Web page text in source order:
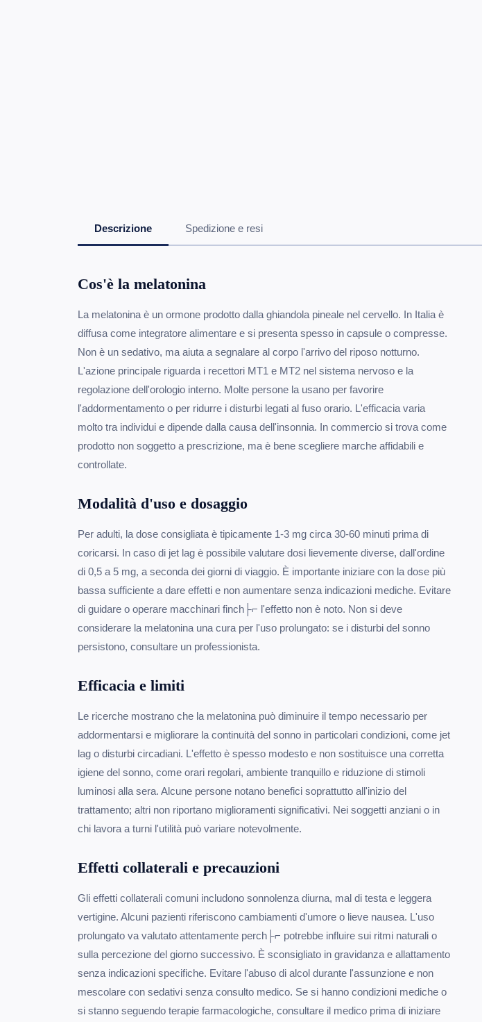
Descrizione Spedizione e resi
Cos'è la melatonina
La melatonina è un ormone prodotto dalla ghiandola pineale nel cervello. In Italia è
diffusa come integratore alimentare e si presenta spesso in capsule o compresse.
Non è un sedativo, ma aiuta a segnalare al corpo l'arrivo del riposo notturno.
L'azione principale riguarda i recettori MT1 e MT2 nel sistema nervoso e la
regolazione dell'orologio interno. Molte persone la usano per favorire
l'addormentamento o per ridurre i disturbi legati al fuso orario. L'efficacia varia
molto tra individui e dipende dalla causa dell'insonnia. In commercio si trova come
prodotto non soggetto a prescrizione, ma è bene scegliere marche affidabili e
controllate.
Modalità d'uso e dosaggio
Per adulti, la dose consigliata è tipicamente 1-3 mg circa 30-60 minuti prima di
coricarsi. In caso di jet lag è possibile valutare dosi lievemente diverse, dall'ordine
di 0,5 a 5 mg, a seconda dei giorni di viaggio. È importante iniziare con la dose più
bassa sufficiente a dare effetti e non aumentare senza indicazioni mediche. Evitare
di guidare o operare macchinari finch├⌐ l'effetto non è noto. Non si deve
considerare la melatonina una cura per l'uso prolungato: se i disturbi del sonno
persistono, consultare un professionista.
Efficacia e limiti
Le ricerche mostrano che la melatonina può diminuire il tempo necessario per
addormentarsi e migliorare la continuità del sonno in particolari condizioni, come jet
lag o disturbi circadiani. L'effetto è spesso modesto e non sostituisce una corretta
igiene del sonno, come orari regolari, ambiente tranquillo e riduzione di stimoli
luminosi alla sera. Alcune persone notano benefici soprattutto all'inizio del
trattamento; altri non riportano miglioramenti significativi. Nei soggetti anziani o in
chi lavora a turni l'utilità può variare notevolmente.
Effetti collaterali e precauzioni
Gli effetti collaterali comuni includono sonnolenza diurna, mal di testa e leggera
vertigine. Alcuni pazienti riferiscono cambiamenti d'umore o lieve nausea. L'uso
prolungato va valutato attentamente perch├⌐ potrebbe influire sui ritmi naturali o
sulla percezione del giorno successivo. È sconsigliato in gravidanza e allattamento
senza indicazioni specifiche. Evitare l'abuso di alcol durante l'assunzione e non
mescolare con sedativi senza consulto medico. Se si hanno condizioni mediche o
si stanno seguendo terapie farmacologiche, consultare il medico prima di iniziare